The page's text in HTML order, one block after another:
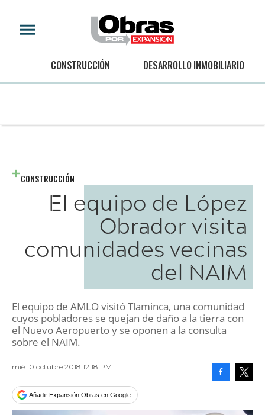
CONSTRUCCIÓN DESARROLLO INMOBILIARIO
CONSTRUCCIÓN
El equipo de López
Obrador visita
comunidades vecinas
del NAIM
El equipo de AMLO visitó Tlaminca, una comunidad
cuyos pobladores se quejan de daño a la tierra con
el Nuevo Aeropuerto y se oponen a la consulta
sobre el NAIM.
mié 10 octubre 2018 12:18 PM
Añadir Expansión Obras en Google